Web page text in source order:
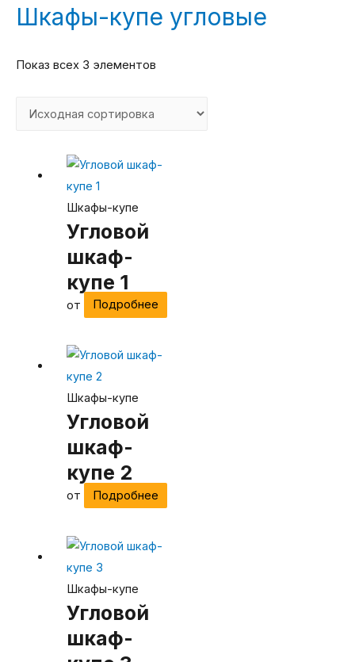
Шкафы-купе угловые
Показ всех 3 элементов
Шкафы-купе
Угловой
шкаф-
купе 1
от Подробнее
Шкафы-купе
Угловой
шкаф-
купе 2
от Подробнее
Шкафы-купе
Угловой
шкаф-